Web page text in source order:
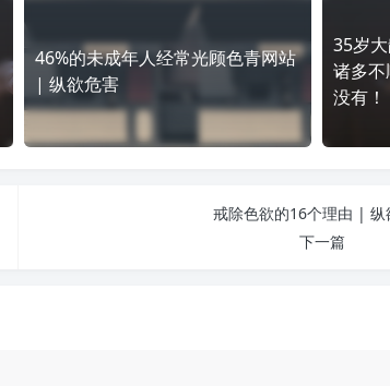
46%的未成年人经常光顾色青网站
| 纵欲危害
35岁
诸多
没有
戒除色欲的16个理由 | 纵
下一篇